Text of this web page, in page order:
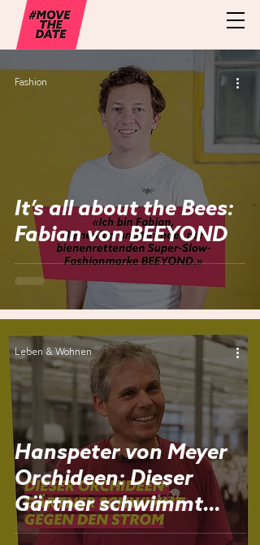
It’s all about the Bees:
Fabian von BEEYOND
Fashion
Hanspeter von Meyer
Orchideen: Dieser
Gärtner schwimmt
gegen den Strom
Leben & Wohnen